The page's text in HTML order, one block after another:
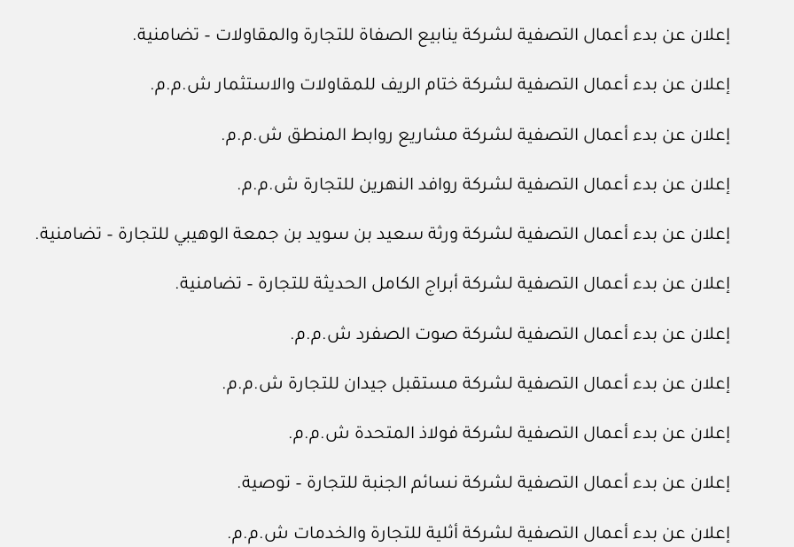
إعلان عن بدء أعمال التصفية لشركة ينابيع الصفاة للتجارة والمقاولات – تضامنية.
إعلان عن بدء أعمال التصفية لشركة ختام الريف للمقاولات والاستثمار ش.م.م.
إعلان عن بدء أعمال التصفية لشركة مشاريع روابط المنطق ش.م.م.
إعلان عن بدء أعمال التصفية لشركة روافد النهرين للتجارة ش.م.م.
إعلان عن بدء أعمال التصفية لشركة ورثة سعيد بن سويد بن جمعة الوهيبي للتجارة – تضامنية.
إعلان عن بدء أعمال التصفية لشركة أبراج الكامل الحديثة للتجارة – تضامنية.
إعلان عن بدء أعمال التصفية لشركة صوت الصفرد ش.م.م.
إعلان عن بدء أعمال التصفية لشركة مستقبل جيدان للتجارة ش.م.م.
إعلان عن بدء أعمال التصفية لشركة فولاذ المتحدة ش.م.م.
إعلان عن بدء أعمال التصفية لشركة نسائم الجنبة للتجارة – توصية.
إعلان عن بدء أعمال التصفية لشركة أثلية للتجارة والخدمات ش.م.م.